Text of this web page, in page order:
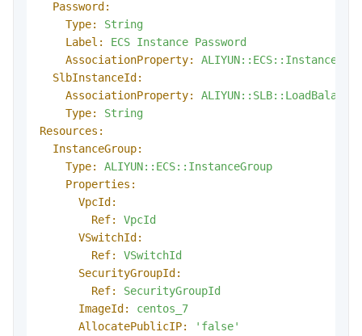
Password:
Type:
String
Label:
ECS Instance Password
AssociationProperty:
SlbInstanceId:
AssociationProperty:
Type:
String
Resources:
InstanceGroup:
Type:
ALIYUN::ECS::InstanceGroup
Properties:
VpcId:
Ref:
VpcId
VSwitchId:
Ref:
VSwitchId
SecurityGroupId:
Ref:
SecurityGroupId
ImageId:
centos_7
AllocatePublicIP:
'false'